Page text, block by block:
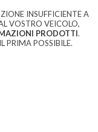
INSUFFICIENTE A
VOSTRO VEICOLO,
PRODOTTI.
PRIMA POSSIBILE.